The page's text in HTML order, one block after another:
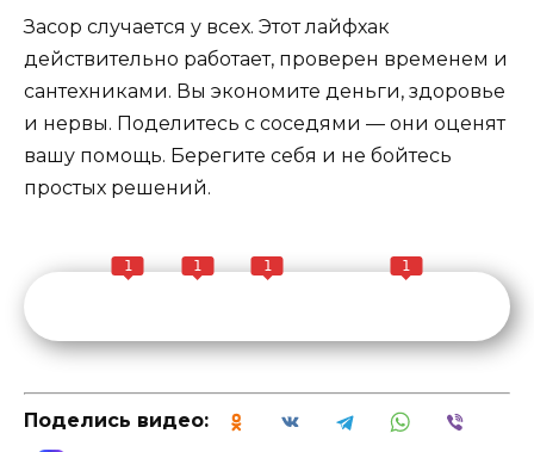
Засор случается у всех. Этот лайфхак
действительно работает, проверен временем и
сантехниками. Вы экономите деньги, здоровье
и нервы. Поделитесь с соседями — они оценят
вашу помощь. Берегите себя и не бойтесь
простых решений.
1 1 1 1
Поделись видео: